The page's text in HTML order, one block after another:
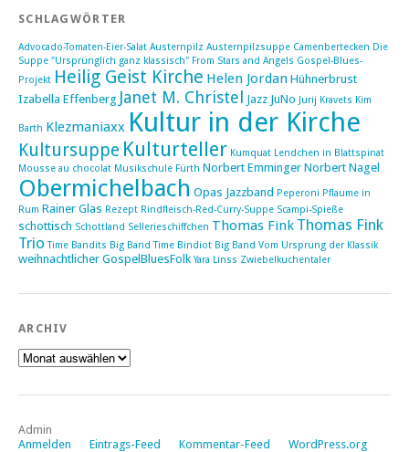
SCHLAGWÖRTER
Advocado-Tomaten-Eier-Salat Austernpilz Austernpilzsuppe Camenbertecken Die
Suppe "Ursprünglich ganz klassisch" From Stars and Angels Gospel-Blues-
Projekt Heilig Geist Kirche Helen Jordan Hühnerbrust
Izabella Effenberg Janet M. Christel Jazz JuNo Jurij Kravets Kim
Barth Klezmaniaxx Kultur in der Kirche
Kultursuppe Kulturteller Kumquat Lendchen in Blattspinat
Mousse au chocolat Musikschule Fürth Norbert Emminger Norbert Nagel
Obermichelbach Opas Jazzband Peperoni Pflaume in
Rum Rainer Glas Rezept Rindfleisch-Red-Curry-Suppe Scampi-Spieße
schottisch Schottland Sellerieschiffchen Thomas Fink Thomas Fink
Trio Time Bandits Big Band Time Bindiot Big Band Vom Ursprung der Klassik
weihnachtlicher GospelBluesFolk Yara Linss Zwiebelkuchentaler
ARCHIV
Archiv
Admin
Anmelden
Eintrags-Feed Kommentar-Feed WordPress.org